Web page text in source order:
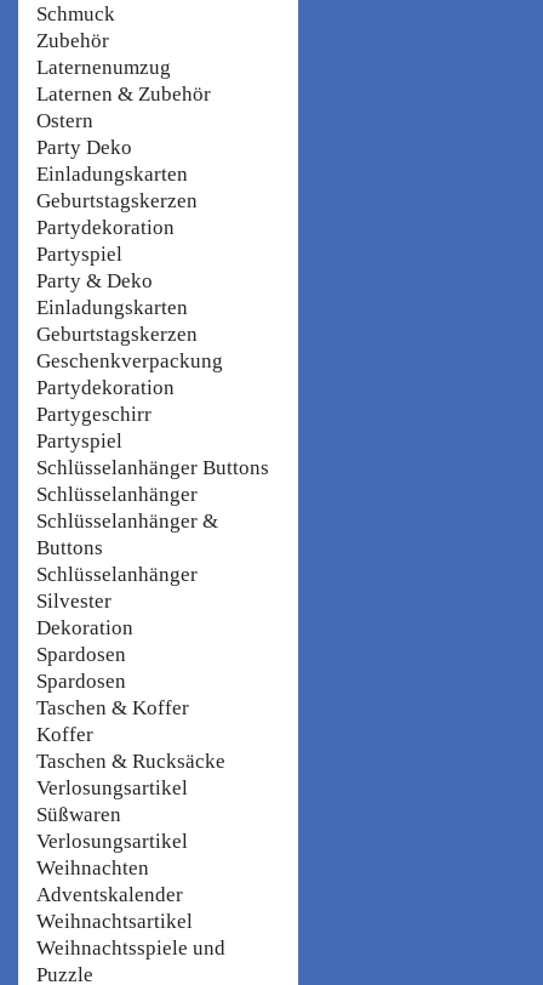
Schmuck
Zubehör
Laternenumzug
Laternen & Zubehör
Ostern
Party Deko
Einladungskarten
Geburtstagskerzen
Partydekoration
Partyspiel
Party & Deko
Einladungskarten
Geburtstagskerzen
Geschenkverpackung
Partydekoration
Partygeschirr
Partyspiel
Schlüsselanhänger Buttons
Schlüsselanhänger
Schlüsselanhänger &
Buttons
Schlüsselanhänger
Silvester
Dekoration
Spardosen
Spardosen
Taschen & Koffer
Koffer
Taschen & Rucksäcke
Verlosungsartikel
Süßwaren
Verlosungsartikel
Weihnachten
Adventskalender
Weihnachtsartikel
Weihnachtsspiele und
Puzzle